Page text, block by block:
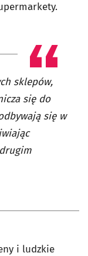
sklepów,
się do
się w
i ludzkie